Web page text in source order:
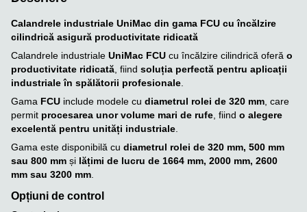
Calandrele industriale UniMac din gama FCU cu încălzire
cilindrică asigură productivitate ridicată
Calandrele industriale UniMac FCU cu încălzire cilindrică oferă o
productivitate ridicată , fiind soluția perfectă pentru aplicații
industriale în spălătorii profesionale
Gama FCU include modele cu diametrul rolei de 320 mm , care
permit procesarea unor volume mari de rufe , fiind o alegere
excelentă pentru unități industriale
Gama este disponibilă cu diametrul rolei de 320 mm, 500 mm
sau 800 mm și lățimi de lucru de 1664 mm, 2000 mm, 2600
mm sau 3200 mm
Opțiuni de control